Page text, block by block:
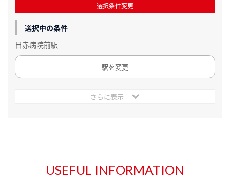
選択条件変更
選択中の条件
日赤病院前駅
駅を変更
さらに表示
USEFUL INFORMATION